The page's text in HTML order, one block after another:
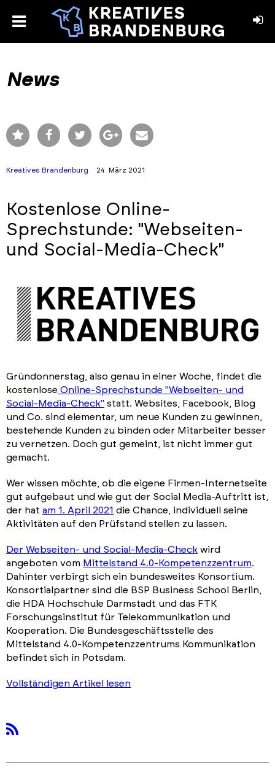
toggle
News
Kreatives Brandenburg 24. März 2021
Kostenlose Online-
Sprechstunde: "Webseiten-
und Social-Media-Check"
Gründonnerstag, also genau in einer Woche, findet die
kostenlose Online-Sprechstunde "Webseiten- und
Social-Media-Check" statt. Websites, Facebook, Blog
und Co. sind elementar, um neue Kunden zu gewinnen,
bestehende Kunden zu binden oder Mitarbeiter besser
zu vernetzen. Doch gut gemeint, ist nicht immer gut
gemacht.
Wer wissen möchte, ob die eigene Firmen- Internetseite
gut aufgebaut und wie gut der Social Media-Auftritt ist,
der hat am 1. April 2021 die Chance, individuell seine
Aktivitäten auf den Prüfstand stellen zu lassen.
Der Webseiten- und Social-Media-Check wird
angeboten vom Mittelstand 4.0-Kompetenzzentrum.
Dahinter verbirgt sich ein bundesweites Konsortium.
Konsortialpartner sind die BSP Business School Berlin,
die HDA Hochschule Darmstadt und das FTK
Forschungsinstitut für Telekommunikation und
Kooperation. Die Bundesgeschäftsstelle des
Mittelstand 4.0-Kompetenzzentrums Kommunikation
befindet sich in Potsdam.
Vollständigen Artikel lesen